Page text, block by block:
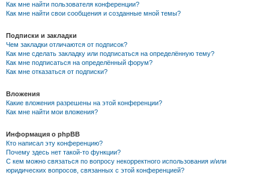
Как мне найти пользователя конференции?
Как мне найти свои сообщения и созданные мной темы?
Подписки и закладки
Чем закладки отличаются от подписок?
Как мне сделать закладку или подписаться на определённую тему?
Как мне подписаться на определённый форум?
Как мне отказаться от подписки?
Вложения
Какие вложения разрешены на этой конференции?
Как мне найти мои вложения?
Информация о phpBB
Кто написал эту конференцию?
Почему здесь нет такой-то функции?
С кем можно связаться по вопросу некорректного использования и/или
юридических вопросов, связанных с этой конференцией?